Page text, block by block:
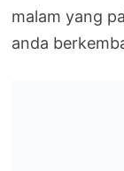
malam yang
anda